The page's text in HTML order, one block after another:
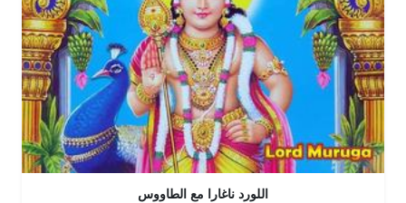
اللورد ناغارا مع الطاووس